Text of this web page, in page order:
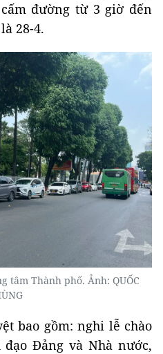
đường từ 3 giờ đến
28-4.
tâm Thành phố. Ảnh: QUỐC
bao gồm: nghi lễ chào
Đảng và Nhà nước,